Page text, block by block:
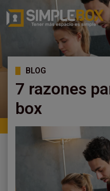
BLOG
7 razones
box